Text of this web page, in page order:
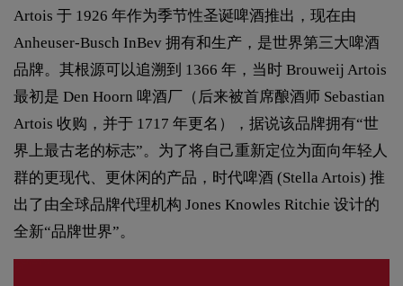
Artois 于 1926 年作为季节性圣诞啤酒推出，现在由
Anheuser-Busch InBev 拥有和生产，是世界第三大啤酒
品牌。其根源可以追溯到 1366 年，当时 Brouweij Artois
最初是 Den Hoorn 啤酒厂（后来被首席酿酒师 Sebastian
Artois 收购，并于 1717 年更名），据说该品牌拥有“世
界上最古老的标志”。为了将自己重新定位为面向年轻人
群的更现代、更休闲的产品，时代啤酒 (Stella Artois) 推
出了由全球品牌代理机构 Jones Knowles Ritchie 设计的
全新“品牌世界”。